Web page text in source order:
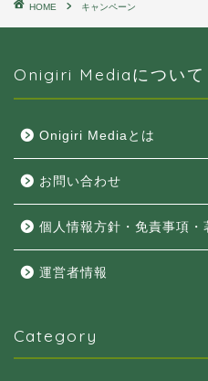
HOME キャンペーン
Onigiri Mediaについて
Onigiri Mediaとは
お問い合わせ
個人情報方針・免責事項・
運営者情報
Category